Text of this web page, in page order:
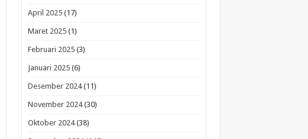
April 2025(17)
Maret 2025(1)
Februari 2025(3)
Januari 2025(6)
Desember 2024(11)
November 2024(30)
Oktober 2024(38)